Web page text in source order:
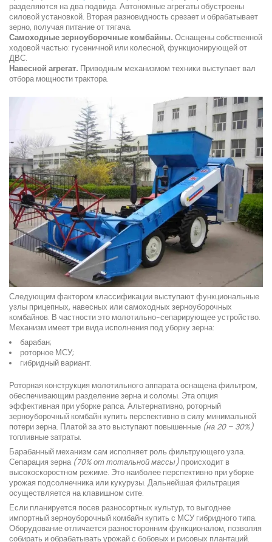
разделяются на два подвида. Автономные агрегаты обустроены
силовой установкой. Вторая разновидность срезает и обрабатывает
зерно, получая питание от тягача.
Самоходные зерноуборочные комбайны. Оснащены собственной
ходовой частью: гусеничной или колесной, функционирующей от
ДВС.
Навесной агрегат. Приводным механизмом техники выступает вал
отбора мощности трактора.
Следующим фактором классификации выступают функциональные
узлы прицепных, навесных или самоходных зерноуборочных
комбайнов. В частности это молотильно-сепарирующее устройство.
Механизм имеет три вида исполнения под уборку зерна:
барабан;
роторное МСУ;
гибридный вариант.
Роторная конструкция молотильного аппарата оснащена фильтром,
обеспечивающим разделение зерна и соломы. Эта опция
эффективная при уборке рапса. Альтернативно, роторный
зерноуборочный комбайн купить перспективно в силу минимальной
потери зерна. Платой за это выступают повышенные (на 20 – 30%)
топливные затраты.
Барабанный механизм сам исполняет роль фильтрующего узла.
Сепарация зерна (70% от тотальной массы) происходит в
высокоскоростном режиме. Это наиболее перспективно при уборке
урожая подсолнечника или кукурузы. Дальнейшая фильтрация
осуществляется на клавишном сите.
Если планируется посев разносортных культур, то выгоднее
импортный зерноуборочный комбайн купить с МСУ гибридного типа.
Оборудование отличается разносторонним функционалом, позволяя
собирать и обрабатывать урожай с бобовых и рисовых плантаций.